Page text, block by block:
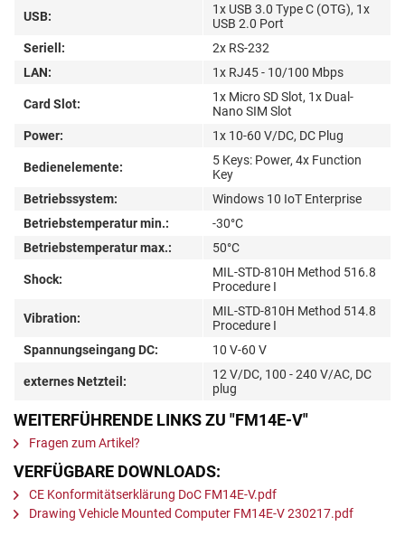
USB:
1x USB 3.0 Type C (OTG), 1x
USB 2.0 Port
Seriell:
2x RS-232
LAN:
1x RJ45 - 10/100 Mbps
Card Slot:
1x Micro SD Slot, 1x Dual-
Nano SIM Slot
Power:
1x 10-60 V/DC, DC Plug
Bedienelemente:
5 Keys: Power, 4x Function
Key
Betriebssystem:
Windows 10 IoT Enterprise
Betriebstemperatur min.:
-30°C
Betriebstemperatur max.:
50°C
Shock:
MIL-STD-810H Method 516.8
Procedure I
Vibration:
MIL-STD-810H Method 514.8
Procedure I
Spannungseingang DC:
10 V-60 V
externes Netzteil:
12 V/DC, 100 - 240 V/AC, DC
plug
WEITERFÜHRENDE LINKS ZU "FM14E-V"
Fragen zum Artikel?
VERFÜGBARE DOWNLOADS:
CE Konformitätserklärung DoC FM14E-V.pdf
Drawing Vehicle Mounted Computer FM14E-V 230217.pdf